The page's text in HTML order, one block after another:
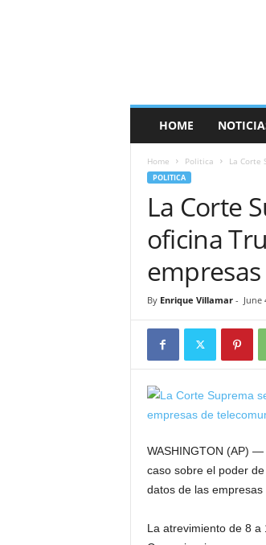
HOME
Home Politica La Corte
POLITICA
La Corte
oficina
By Enrique Villamar- June
WASHINGTON (AP)
caso sobre el poder
datos de las empresas
La atrevimiento de 8